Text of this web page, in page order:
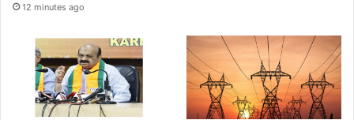
12 minutes ago